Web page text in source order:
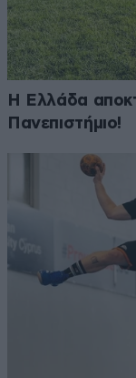
Η Ελλάδα
Πανεπιστήμιο!